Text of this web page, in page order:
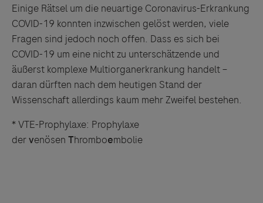
Einige Rätsel um die neuartige Coronavirus-Erkrankung
COVID-19 konnten inzwischen gelöst werden, viele
Fragen sind jedoch noch offen. Dass es sich bei
COVID-19 um eine nicht zu unterschätzende und
äußerst komplexe Multiorganerkrankung handelt –
daran dürften nach dem heutigen Stand der
Wissenschaft allerdings kaum mehr Zweifel bestehen.
* VTE-Prophylaxe: Prophylaxe
dervenösen Thromboembolie